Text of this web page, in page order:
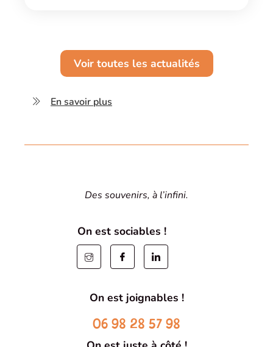
Voir toutes les actualités
En savoir plus
Des souvenirs, à l’infini.
On est sociables !
On est joignables !
06 98 28 57 98